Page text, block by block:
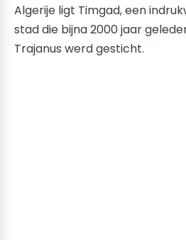
Algerije ligt Timgad, een
stad die bijna 2000 jaar
Trajanus werd gesticht.